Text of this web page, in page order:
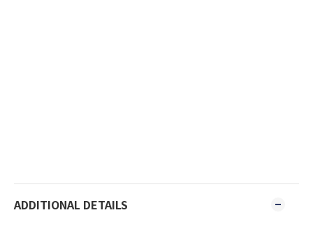
ADDITIONAL DETAILS